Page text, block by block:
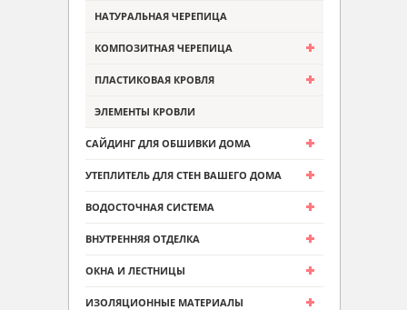
НАТУРАЛЬНАЯ ЧЕРЕПИЦА
КОМПОЗИТНАЯ ЧЕРЕПИЦА
ПЛАСТИКОВАЯ КРОВЛЯ
ЭЛЕМЕНТЫ КРОВЛИ
САЙДИНГ ДЛЯ ОБШИВКИ ДОМА
УТЕПЛИТЕЛЬ ДЛЯ СТЕН ВАШЕГО ДОМА
ВОДОСТОЧНАЯ СИСТЕМА
ВНУТРЕННЯЯ ОТДЕЛКА
ОКНА И ЛЕСТНИЦЫ
ИЗОЛЯЦИОННЫЕ МАТЕРИАЛЫ